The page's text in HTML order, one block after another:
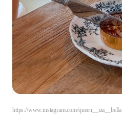
https://www.instagram.com/queen__iza__bella